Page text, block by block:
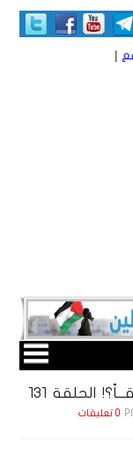
|
الحلقة 131
0 تعليقات